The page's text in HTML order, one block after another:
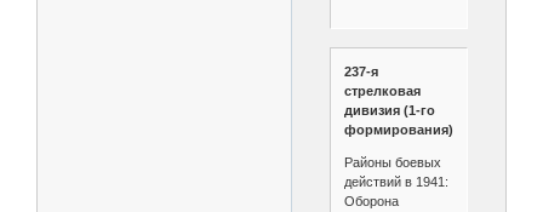
237-я
стрелковая
дивизия (1-го
формирования)
Районы боевых
действий в 1941:
Оборона